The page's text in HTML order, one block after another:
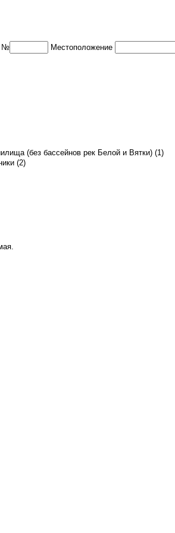
№ Местоположение
(без бассейнов рек Белой и Вятки) (1)
(2)